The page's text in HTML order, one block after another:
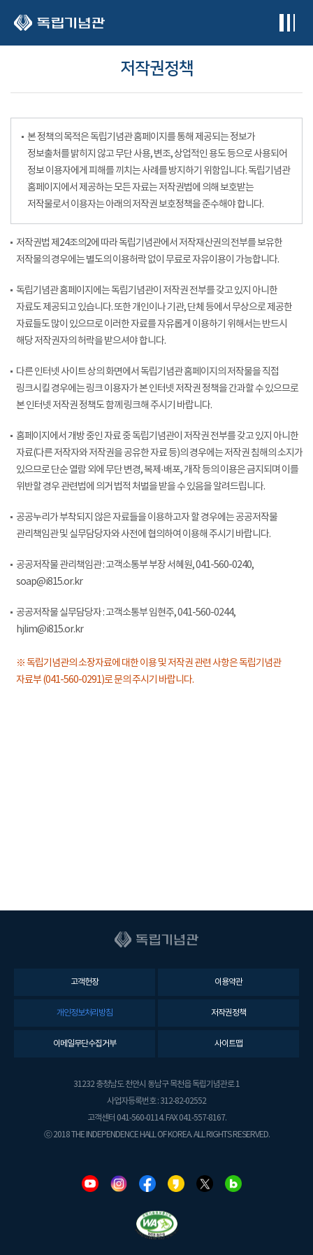
저작권정책
본 정책의 목적은 독립기념관 홈페이지를 통해 제공되는 정보가
정보출처를 밝히지 않고 무단 사용, 변조, 상업적인 용도 등으로 사용되어
정보 이용자에게 피해를 끼치는 사례를 방지하기 위함입니다. 독립기념관
홈페이지에서 제공하는 모든 자료는 저작권법에 의해 보호받는
저작물로서 이용자는 아래의 저작권 보호정책을 준수해야 합니다.
저작권법 제24조의2에 따라 독립기념관에서 저작재산권의 전부를 보유한
저작물의 경우에는 별도의 이용허락 없이 무료로 자유이용이 가능합니다.
독립기념관 홈페이지에는 독립기념관이 저작권 전부를 갖고 있지 아니한
자료도 제공되고 있습니다. 또한 개인이나 기관, 단체 등에서 무상으로 제공한
자료들도 많이 있으므로 이러한 자료를 자유롭게 이용하기 위해서는 반드시
해당 저작권자의 허락을 받으셔야 합니다.
다른 인터넷 사이트 상의 화면에서 독립기념관 홈페이지의 저작물을 직접
링크시킬 경우에는 링크 이용자가 본 인터넷 저작권 정책을 간과할 수 있으므로
본 인터넷 저작권 정책도 함께 링크해 주시기 바랍니다.
홈페이지에서 개방 중인 자료 중 독립기념관이 저작권 전부를 갖고 있지 아니한
자료(다른 저작자와 저작권을 공유한 자료 등)의 경우에는 저작권 침해의 소지가
있으므로 단순 열람 외에 무단 변경, 복제·배포, 개작 등의 이용은 금지되며 이를
위반할 경우 관련법에 의거 법적 처벌을 받을 수 있음을 알려드립니다.
공공누리가 부착되지 않은 자료들을 이용하고자 할 경우에는 공공저작물
관리책임관 및 실무담당자와 사전에 협의하여 이용해 주시기 바랍니다.
공공저작물 관리책임관 : 고객소통부 부장 서혜원, 041-560-0240,
soap@i815.or.kr
공공저작물 실무담당자 : 고객소통부 임현주, 041-560-0244,
hjlim@i815.or.kr
※ 독립기념관의 소장자료에 대한 이용 및 저작권 관련 사항은 독립기념관
자료부 (041-560-0291)로 문의 주시기 바랍니다.
고객헌장 이용약관
개인정보처리방침 저작권정책
이메일무단수집거부 사이트맵
31232 충청남도 천안시 동남구 목천읍 독립기념관로 1
사업자등록번호 : 312-82-02552
고객센터 041-560-0114. FAX 041-557-8167.
ⓒ 2018 THE INDEPENDENCE HALL OF KOREA. ALL RIGHTS RESERVED.